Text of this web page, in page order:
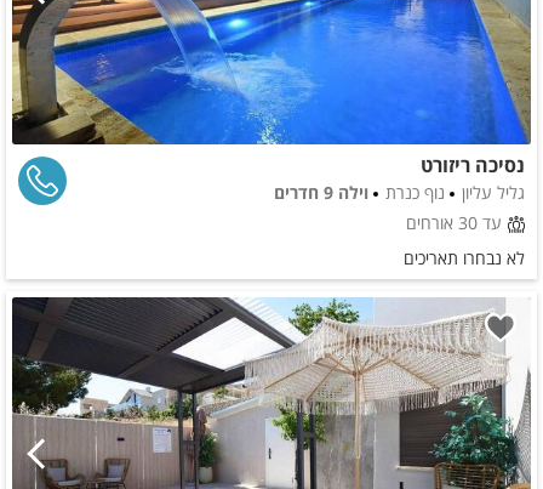
נסיכה ריזורט
גליל עליון נוף כנרת
וילה 9 חדרים
עד 30 אורחים
לא נבחרו תאריכים